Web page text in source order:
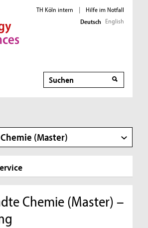
TH Köln intern |
Hilfe im Notfall
Deutsch English
Suche
(Master)
Chemie (Master) –